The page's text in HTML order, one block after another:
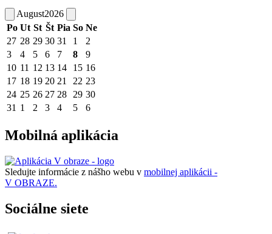
August2026
Po Ut St Št Pia So Ne
27 28 29 30 31 1
2
3
4 5 6 7 8
9
10 11 12 13 14 15 16
17 18 19 20 21 22 23
24 25 26 27 28 29 30
31 1 2 3 4 5 6
Mobilná aplikácia
Sledujte informácie z nášho webu v mobilnej aplikácii -
V OBRAZE.
Sociálne siete